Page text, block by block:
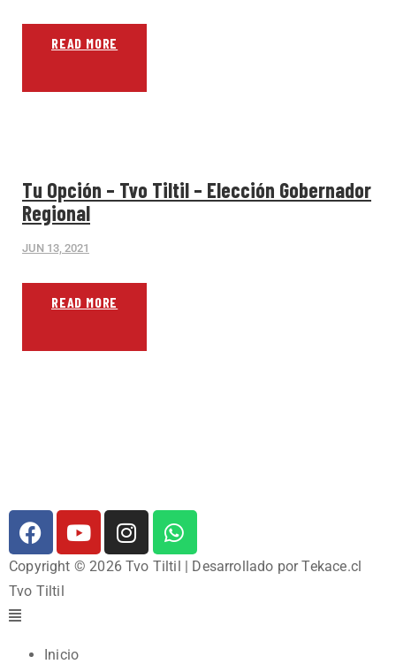
READ MORE
Tu Opción – Tvo Tiltil – Elección Gobernador
Regional
JUN 13, 2021
READ MORE
Copyright © 2026 Tvo Tiltil | Desarrollado por Tekace.cl
Tvo Tiltil
Inicio